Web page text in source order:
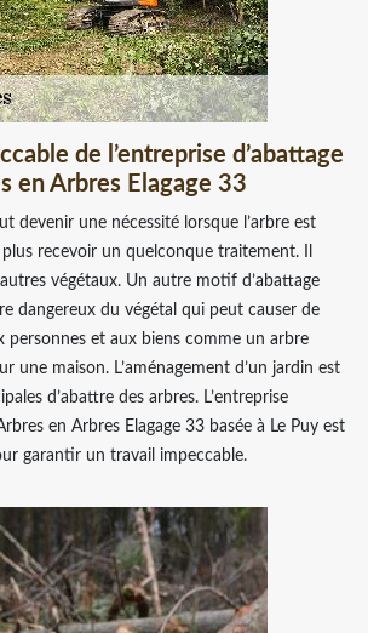
de l’entreprise d’abattage
en Arbres Elagage 33
devenir une nécessité lorsque l’arbre est
recevoir un quelconque traitement. Il
végétaux. Un autre motif d’abattage
dangereux du végétal qui peut causer de
personnes et aux biens comme un arbre
une maison. L’aménagement d’un jardin est
d’abattre des arbres. L’entreprise
en Arbres Elagage 33 basée à Le Puy est
garantir un travail impeccable.